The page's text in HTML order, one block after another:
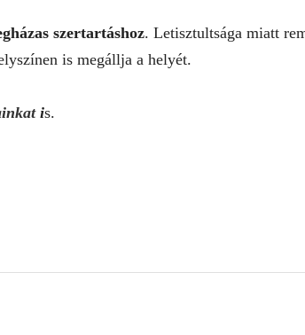
szertartáshoz. Letisztultsága miatt
is megállja a helyét.
is.